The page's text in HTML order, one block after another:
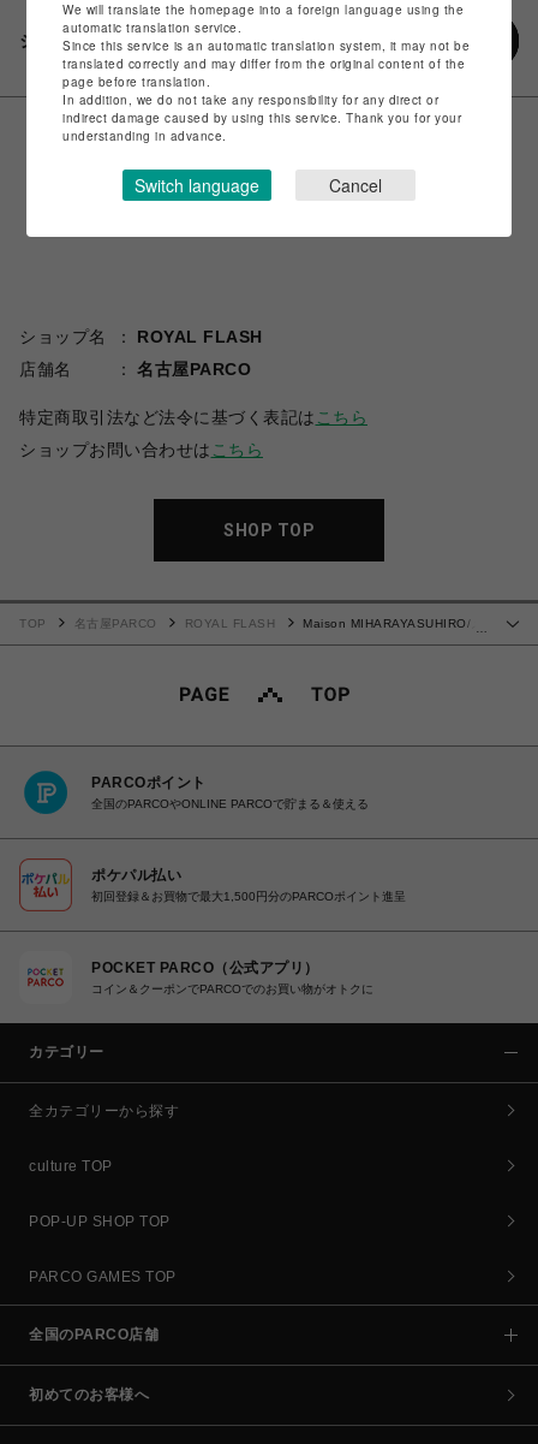
シェアする
ショップ名
ROYAL FLASH
店舗名
名古屋PARCO
特定商取引法など法令に基づく表記は こちら
ショップお問い合わせは こちら
SHOP TOP
…
TOP 名古屋PARCO ROYAL FLASH
Maison MIHARAYASUHIRO/メ
PARCOポイント
全国のPARCOやONLINE PARCOで貯まる＆使える
ポケパル払い
初回登録＆お買物で最大1,500円分のPARCOポイント進呈
POCKET PARCO（公式アプリ）
コイン＆クーポンでPARCOでのお買い物がオトクに
カテゴリー
全カテゴリーから探す
culture TOP
POP-UP SHOP TOP
PARCO GAMES TOP
全国のPARCO店舗
初めてのお客様へ
We will translate the homepage into a foreign language using the
automatic translation service.
Since this service is an automatic translation system, it may not be
translated correctly and may differ from the original content of the
page before translation.
In addition, we do not take any responsibility for any direct or
indirect damage caused by using this service. Thank you for your
understanding in advance.
Switch language Cancel